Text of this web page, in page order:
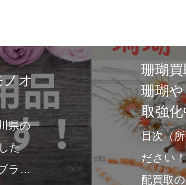
珊瑚買取な
珊瑚やピン
取強化中！
目次（所要時
ださい！キモ
配買取の2つ